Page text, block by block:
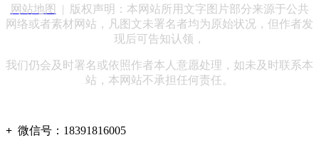
网站地图
| 版权声明：本网站所用文字图片部分来源于公共
网络或者素材网站，凡图文未署名者均为原始状况，但作者发
现后可告知认领，
我们仍会及时署名或依照作者本人意愿处理，如未及时联系本
站，本网站不承担任何责任。
+ 微信号： 18391816005